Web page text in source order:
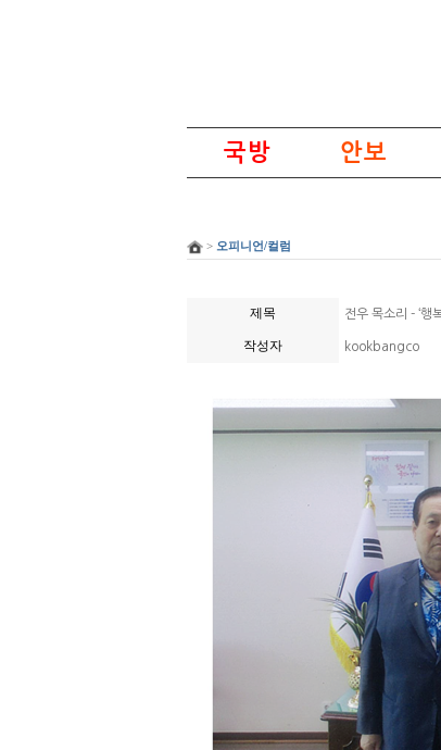
국방 안보
> 오피니언/컬럼
제목 전우 목소리 - ‘행
작성자 kookbangco